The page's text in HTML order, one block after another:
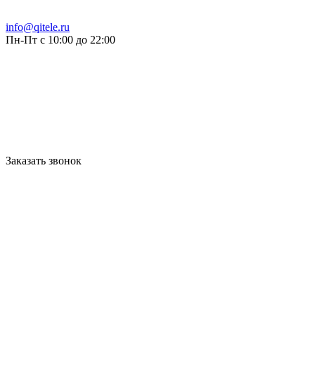
info@qitele.ru
Пн-Пт с 10:00 до 22:00
Заказать звонок